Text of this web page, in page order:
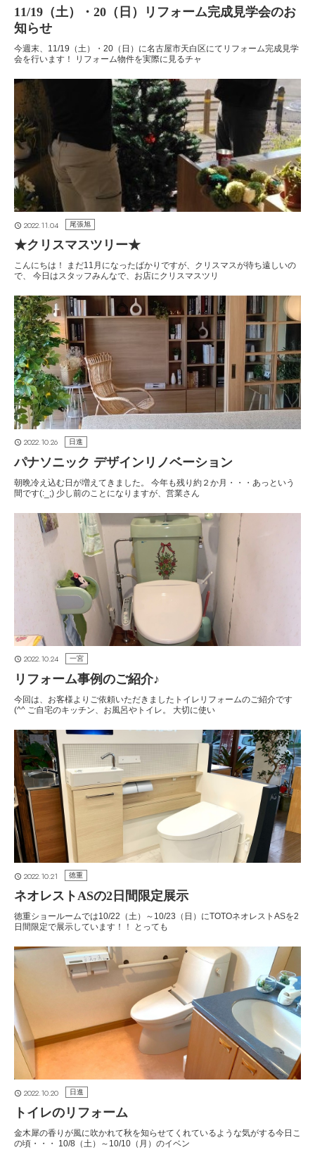
11/19（土）・20（日）リフォーム完成見学会のお
知らせ
今週末、11/19（土）・20（日）に名古屋市天白区にてリフォーム完成見学
会を行います！ リフォーム物件を実際に見るチャ
2022.11.04 尾張旭
★クリスマスツリー★
こんにちは！ まだ11月になったばかりですが、クリスマスが待ち遠しいの
で、 今日はスタッフみんなで、お店にクリスマスツリ
2022.10.26 日進
パナソニック デザインリノベーション
朝晩冷え込む日が増えてきました。 今年も残り約２か月・・・あっという
間です(:_;) 少し前のことになりますが、営業さん
2022.10.24 一宮
リフォーム事例のご紹介♪
今回は、お客様よりご依頼いただきましたトイレリフォームのご紹介です
(^^ ご自宅のキッチン、お風呂やトイレ。 大切に使い
2022.10.21 徳重
ネオレストASの2日間限定展示
徳重ショールームでは10/22（土）～10/23（日）にTOTOネオレストASを2
日間限定で展示しています！！ とっても
2022.10.20 日進
トイレのリフォーム
金木犀の香りが風に吹かれて秋を知らせてくれているような気がする今日こ
の頃・・・ 10/8（土）～10/10（月）のイベン